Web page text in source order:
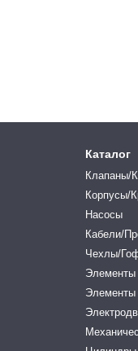
Каталог
Клапаны/
Корпусы/
Насосы
Кабели/
Чехлы/
Элементы
Элементы